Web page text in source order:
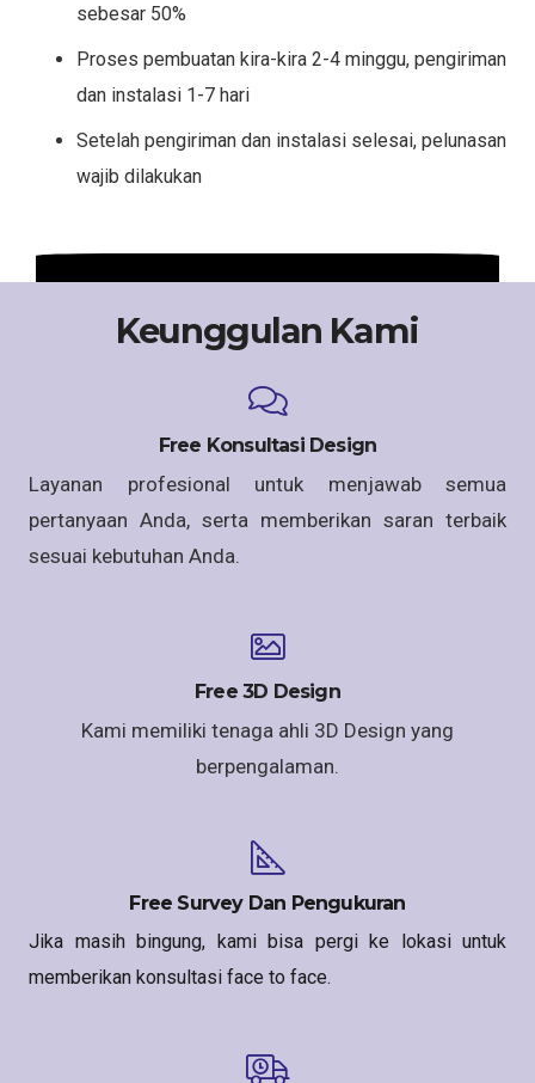
sebesar 50%
Proses pembuatan kira-kira 2-4 minggu, pengiriman
dan instalasi 1-7 hari
Setelah pengiriman dan instalasi selesai, pelunasan
wajib dilakukan
Keunggulan Kami
Free Konsultasi Design
Layanan profesional untuk menjawab semua
pertanyaan Anda, serta memberikan saran terbaik
sesuai kebutuhan Anda.
Free 3D Design
Kami memiliki tenaga ahli 3D Design yang
berpengalaman.
Free Survey Dan Pengukuran
Jika masih bingung, kami bisa pergi ke lokasi untuk
memberikan konsultasi face to face.